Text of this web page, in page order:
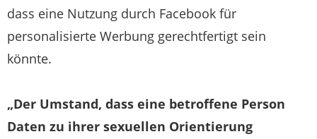
dass eine Nutzung durch Facebook für
personalisierte Werbung gerechtfertigt sein
könnte.
„Der Umstand, dass eine betroffene Person
Daten zu ihrer sexuellen Orientierung